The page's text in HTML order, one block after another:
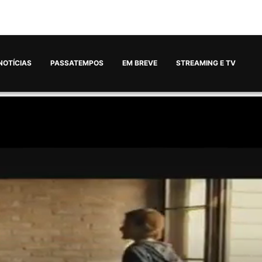
PASSATEMPOS EM BREVE STREAMING E TV